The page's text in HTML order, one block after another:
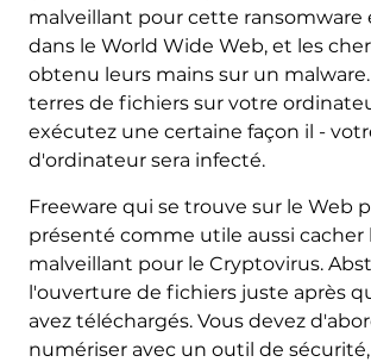
malveillant pour cette ransomware
dans le World Wide Web, et les
obtenu leurs mains sur un malware.
terres de fichiers sur votre
exécutez une certaine façon il -
d'ordinateur sera infecté.
Freeware qui se trouve sur le Web
présenté comme utile aussi cacher
malveillant pour le Cryptovirus.
l'ouverture de fichiers juste après
avez téléchargés. Vous devez
numériser avec un outil de